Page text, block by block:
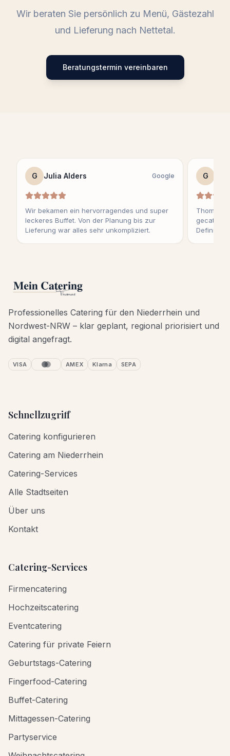
Wir beraten Sie persönlich zu Menü, Gästezahl
und Lieferung nach Nettetal.
Beratungstermin vereinbaren
G Julia Alders Google
Wir bekamen ein hervorragendes und super
leckeres Buffet. Von der Planung bis zur
Lieferung war alles sehr unkompliziert.
G
Thomas
gecatert
Definitiv
Professionelles Catering für den Niederrhein und
Nordwest-NRW – klar geplant, regional priorisiert und
digital angefragt.
VISA AMEX Klarna SEPA
Schnellzugriff
Catering konfigurieren
Catering am Niederrhein
Catering-Services
Alle Stadtseiten
Über uns
Kontakt
Catering-Services
Firmencatering
Hochzeitscatering
Eventcatering
Catering für private Feiern
Geburtstags-Catering
Fingerfood-Catering
Buffet-Catering
Mittagessen-Catering
Partyservice